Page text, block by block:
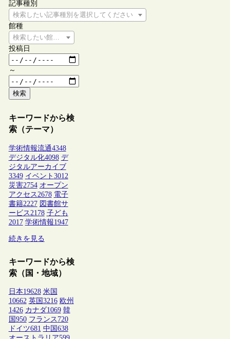
記事種別
検索したい記事種別を選択してください
館種
検索したい館種を選択してください
投稿日
～
検索
キーワードから検
索（テーマ）
学術情報流通4348
デジタル化4098 デ
ジタルアーカイブ
3349 イベント 3012
災害2754 オープン
アクセス 2678 電子
書籍2227 図書館サ
ービス 2178 子ども
2017 学術情報1947
続きを見る
キーワードから検
索（国・地域）
日本19628 米国
10662 英国 3216 欧州
1426 カナダ1069 韓
国 950 フランス 720
ドイツ681 中国 638